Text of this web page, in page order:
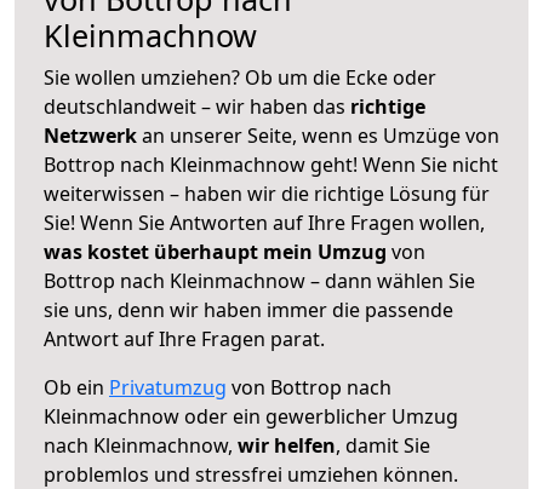
Kleinmachnow
Sie wollen umziehen? Ob um die Ecke oder
deutschlandweit – wir haben das richtige
Netzwerkan unserer Seite, wenn es Umzüge von
Bottrop nach Kleinmachnow geht! Wenn Sie nicht
weiterwissen – haben wir die richtige Lösung für
Sie! Wenn Sie Antworten auf Ihre Fragen wollen,
was kostet überhaupt mein Umzug von
Bottrop nach Kleinmachnow – dann wählen Sie
sie uns, denn wir haben immer die passende
Antwort auf Ihre Fragen parat.
Ob ein Privatumzug von Bottrop nach
Kleinmachnow oder ein gewerblicher Umzug
nach Kleinmachnow, wir helfen, damit Sie
problemlos und stressfrei umziehen können.